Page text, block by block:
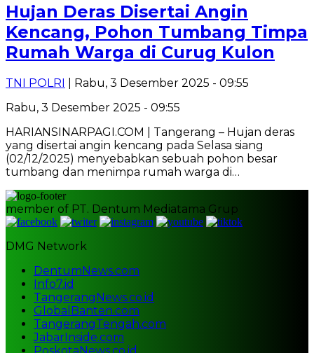
Hujan Deras Disertai Angin
Kencang, Pohon Tumbang Timpa
Rumah Warga di Curug Kulon
TNI POLRI
| Rabu, 3 Desember 2025 - 09:55
Rabu, 3 Desember 2025 - 09:55
HARIANSINARPAGI.COM | Tangerang – Hujan deras
yang disertai angin kencang pada Selasa siang
(02/12/2025) menyebabkan sebuah pohon besar
tumbang dan menimpa rumah warga di…
member of PT. Dentum Mediatama Grup
DMG Network
DentumNews.com
Info7.id
TangerangNews.co.id
GlobalBanten.com
TangerangTengah.com
JabarInside.com
PoskotaNews.co.id